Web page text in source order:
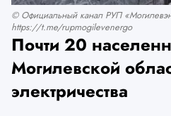
© Официальный канал РУП
https://t.me/rupmogilevenergo
Почти 20
Могилевской
электричества